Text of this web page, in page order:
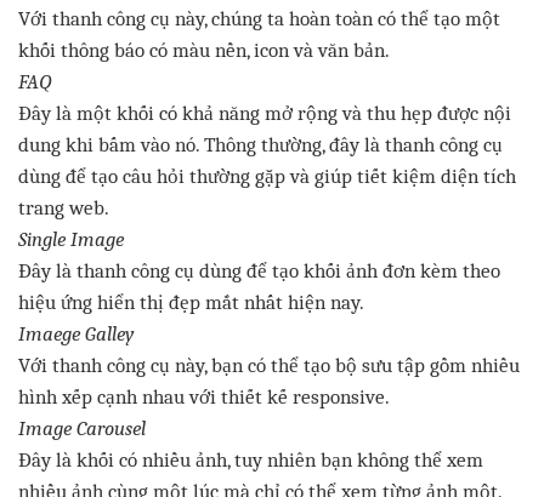
Với thanh công cụ này,chúng ta hoàn toàn có thể tạo một
khối thông báo có màu nền, iconvà văn bản.
FAQ
Đây là một khối có khả năng mở rộng và thu hẹp được nội
dung khi bấm vào nó. Thông thường,đây là thanh công cụ
dùng để tạo câu hỏi thường gặp và giúp tiết kiệm diện tích
trangweb.
Single Image
Đây là thanh công cụ dùng để tạo khối ảnh đơn kèm theo
hiệu ứng hiển thị đẹp mắt nhất hiện nay.
Imaege Galley
Với thanh công cụ này,bạn có thể tạo bộ sưu tập gồm nhiều
hình xếp cạnh nhau với thiết kế responsive.
Image Carousel
Đây là khối có nhiều ảnh,tuy nhiên bạn không thể xem
nhiều ảnh cùng một lúc mà chỉ có thể xem từng ảnh một.